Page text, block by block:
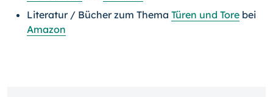
Literatur / Bücher zum Thema Türen und Tore bei
Amazon